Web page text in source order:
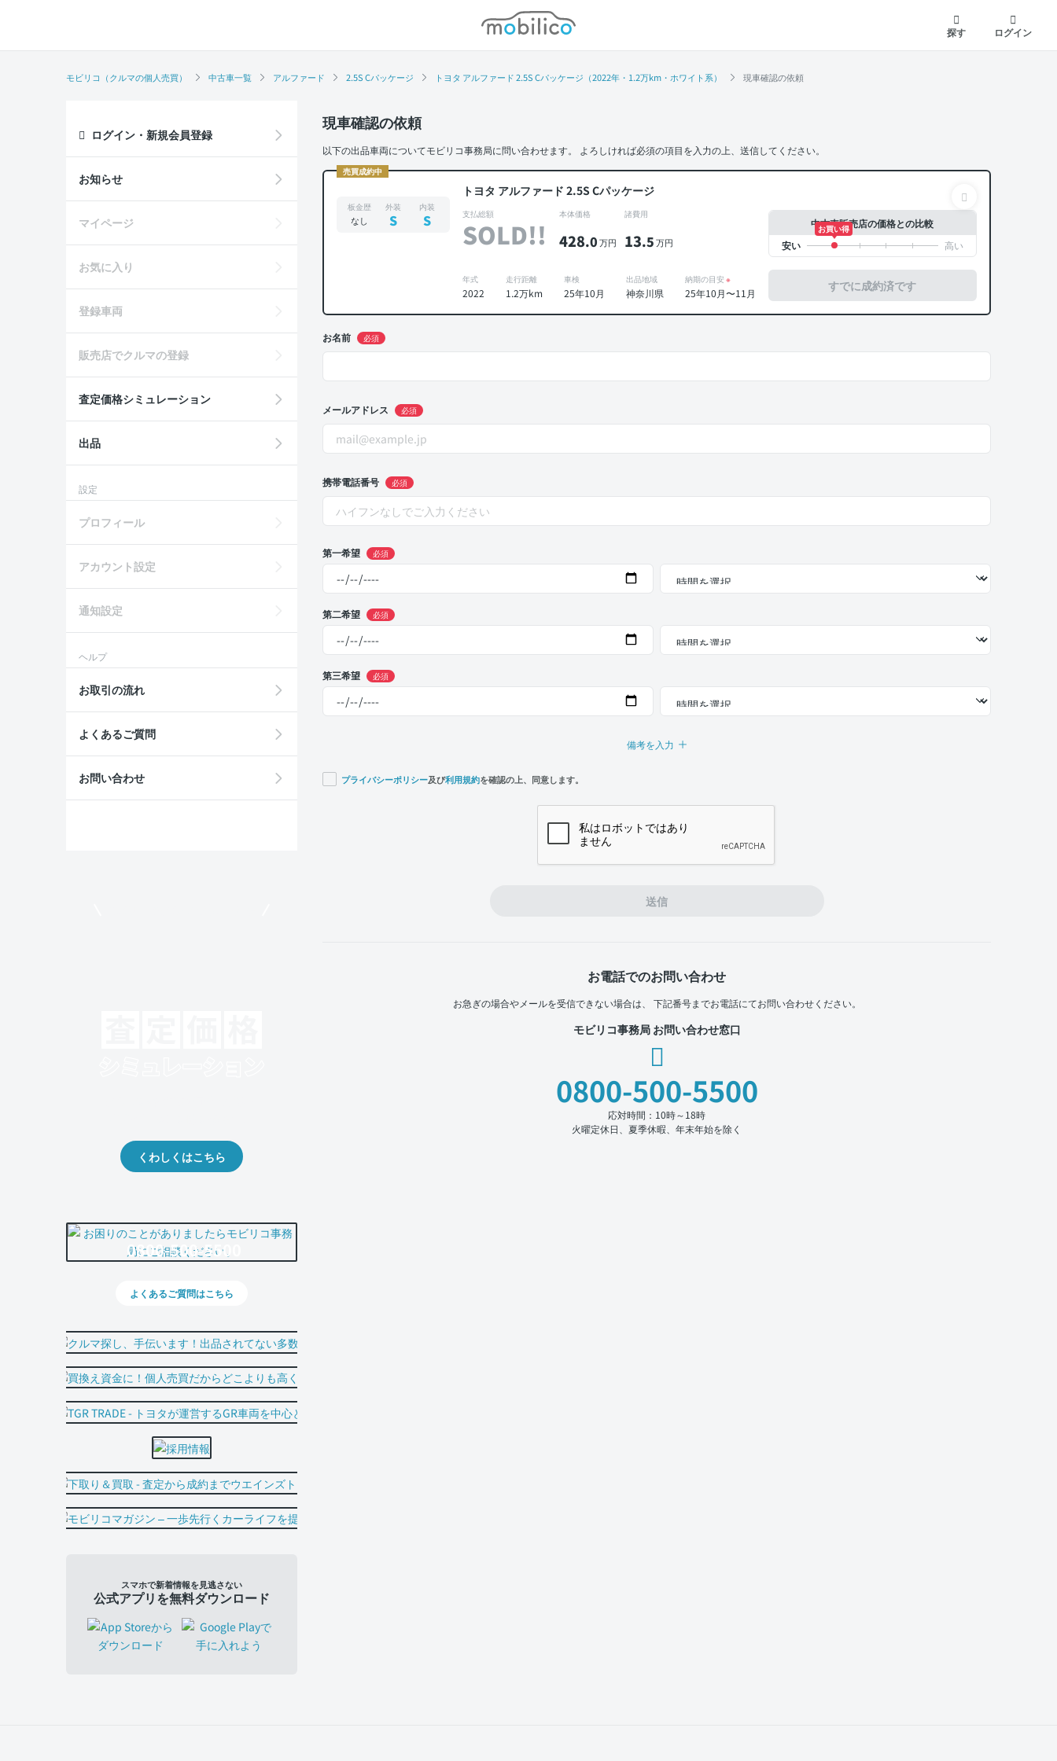
モビリコ
探す
ログイン
モビリコ（クルマの個人売買） 中古車一覧 アルファード 2.5S Cパッケージ トヨタ アルファード 2.5S Cパッケージ（2022年・1.2万km・ホワイト系） 現車確認の依頼
現車確認の依頼
以下の出品車両についてモビリコ事務局に問い合わせます。 よろしければ必須の項目を入力の上、送信してください。
売買成約中
トヨタ アルファード 2.5S Cパッケージ
板金歴
なし
外装
S
内装
S 支払総額
SOLD!!
本体価格
428.0万円
諸費用
13.5万円
年式
2022
走行距離
1.2万km
車検
25年10月
出品地域
神奈川県
納期の目安 ※
25年10月〜11月
中古車販売店の価格との比較
お買い得
すでに成約済です
お名前 必須
メールアドレス 必須
携帯電話番号 必須
第一希望 必須
第二希望 必須
第三希望 必須
備考を入力
プライバシーポリシー及び利用規約を確認の上、同意します。
送信
お電話でのお問い合わせ
お急ぎの場合やメールを受信できない場合は、 下記番号までお電話にてお問い合わせください。
モビリコ事務局 お問い合わせ窓口
0800-500-5500
応対時間：10時～18時
火曜定休日、夏季休暇、年末年始を除く
ログイン・新規会員登録
お知らせ
マイページ
お気に入り
登録車両
販売店でクルマの登録
査定価格シミュレーション
出品
設定
プロフィール
アカウント設定
通知設定
ヘルプ
お取引の流れ
よくあるご質問
お問い合わせ
くわしくはこちら
0800-500-5500
よくあるご質問はこちら
スマホで新着情報を見逃さない
公式アプリを無料ダウンロード